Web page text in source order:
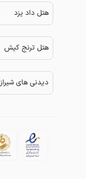
هتل داد یزد
هتل ترنج کیش
دیدنی های شیراز